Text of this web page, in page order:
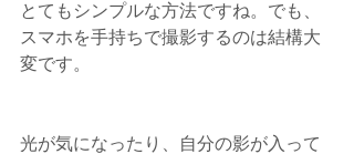
とてもシンプルな方法ですね。でも、
スマホを手持ちで撮影するのは結構大
変です。
光が気になったり、自分の影が入って